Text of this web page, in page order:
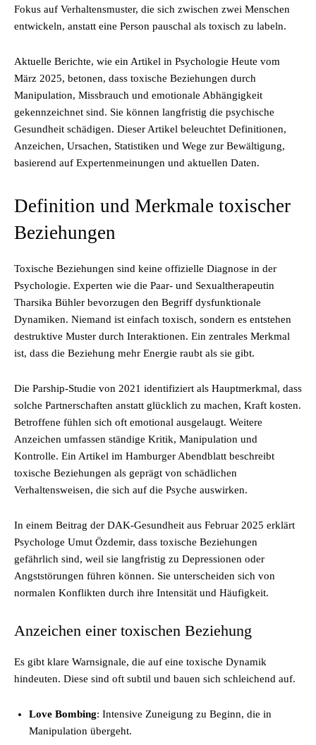
Fokus auf Verhaltensmuster, die sich zwischen zwei Menschen
entwickeln, anstatt eine Person pauschal als toxisch zu labeln.
Aktuelle Berichte, wie ein Artikel in Psychologie Heute vom
März 2025, betonen, dass toxische Beziehungen durch
Manipulation, Missbrauch und emotionale Abhängigkeit
gekennzeichnet sind. Sie können langfristig die psychische
Gesundheit schädigen. Dieser Artikel beleuchtet Definitionen,
Anzeichen, Ursachen, Statistiken und Wege zur Bewältigung,
basierend auf Expertenmeinungen und aktuellen Daten.
Definition und Merkmale toxischer
Beziehungen
Toxische Beziehungen sind keine offizielle Diagnose in der
Psychologie. Experten wie die Paar- und Sexualtherapeutin
Tharsika Bühler bevorzugen den Begriff dysfunktionale
Dynamiken. Niemand ist einfach toxisch, sondern es entstehen
destruktive Muster durch Interaktionen. Ein zentrales Merkmal
ist, dass die Beziehung mehr Energie raubt als sie gibt.
Die Parship-Studie von 2021 identifiziert als Hauptmerkmal, dass
solche Partnerschaften anstatt glücklich zu machen, Kraft kosten.
Betroffene fühlen sich oft emotional ausgelaugt. Weitere
Anzeichen umfassen ständige Kritik, Manipulation und
Kontrolle. Ein Artikel im Hamburger Abendblatt beschreibt
toxische Beziehungen als geprägt von schädlichen
Verhaltensweisen, die sich auf die Psyche auswirken.
In einem Beitrag der DAK-Gesundheit aus Februar 2025 erklärt
Psychologe Umut Özdemir, dass toxische Beziehungen
gefährlich sind, weil sie langfristig zu Depressionen oder
Angststörungen führen können. Sie unterscheiden sich von
normalen Konflikten durch ihre Intensität und Häufigkeit.
Anzeichen einer toxischen Beziehung
Es gibt klare Warnsignale, die auf eine toxische Dynamik
hindeuten. Diese sind oft subtil und bauen sich schleichend auf.
Love Bombing: Intensive Zuneigung zu Beginn, die in
Manipulation übergeht.